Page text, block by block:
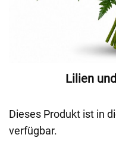
Lilien
Dieses Produkt ist in
verfügbar.